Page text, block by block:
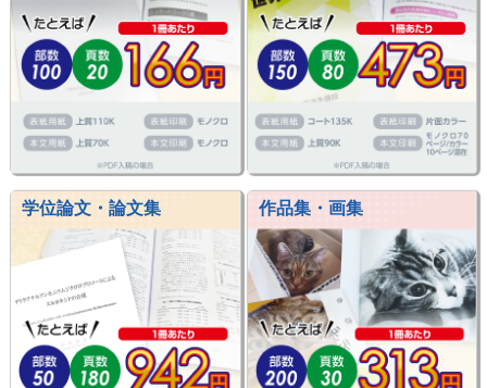
学位論文・論文集 作品集・画集